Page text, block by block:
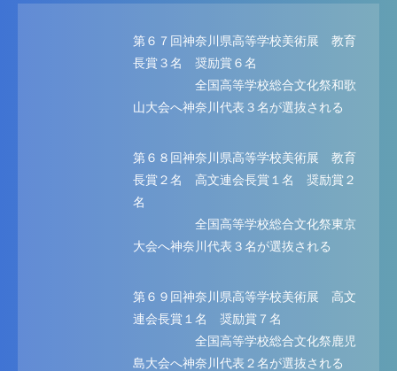
第６７回神奈川県高等学校美術展 教育
長賞３名 奨励賞６名
全国高等学校総合文化祭和歌
山大会へ神奈川代表３名が選抜される
第６８回神奈川県高等学校美術展 教育
長賞２名 高文連会長賞１名 奨励賞２
名
全国高等学校総合文化祭東京
大会へ神奈川代表３名が選抜される
第６９回神奈川県高等学校美術展 高文
連会長賞１名 奨励賞７名
全国高等学校総合文化祭鹿児
島大会へ神奈川代表２名が選抜される